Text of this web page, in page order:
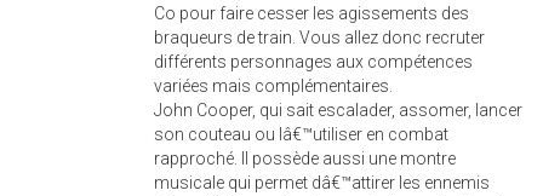
Co pour faire cesser les agissements des
braqueurs de train. Vous allez donc recruter
différents personnages aux compétences
variées mais complémentaires.
John Cooper, qui sait escalader, assomer, lancer
son couteau ou lâ€™utiliser en combat
rapproché. Il possède aussi une montre
musicale qui permet dâ€™attirer les ennemis